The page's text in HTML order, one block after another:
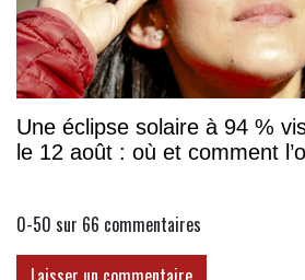
Une éclipse solaire à 94 %
le 12 août : où et comment
0-50 sur 66 commentaires